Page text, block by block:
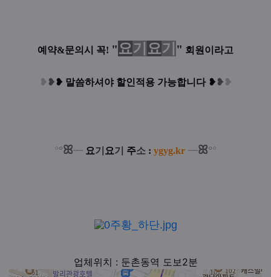
예약&문의시 꼭! "요기 요기 " 회원이라고
❥ ❥❥ 말씀하셔야 할인적용 가능합니다 ❥❥ ❥
°°ꕤ┈ 요기 요기 주소 : ygyg.kr ┈ꕤ°°
업체위치 : 둔촌동역 도보2분